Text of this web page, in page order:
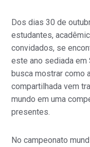
Dos dias 30 de
estudantes,
convidados, se
este ano sediada em
busca mostrar como
compartilhada vem
mundo em uma
presentes.
No campeonato